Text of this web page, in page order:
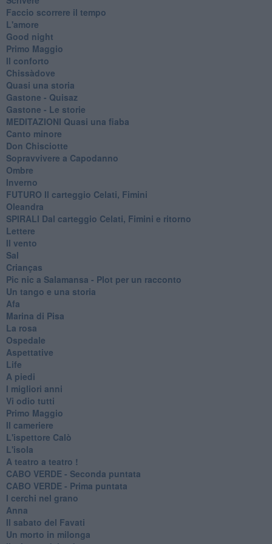
Faccio scorrere il tempo
L'amore
Good night
Primo Maggio
Il conforto
Chissàdove
Quasi una storia
Gastone - Quisaz
Gastone - Le storie
MEDITAZIONI Quasi una fiaba
Canto minore
Don Chisciotte
Sopravvivere a Capodanno
Ombre
Inverno
FUTURO Il carteggio Celati, Fimini
Oleandra
SPIRALI Dal carteggio Celati, Fimini e ritorno
Lettere
Il vento
Sal
Crianças
Pic nic a Salamansa - Plot per un racconto
Un tango e una storia
Afa
Marina di Pisa
La rosa
Ospedale
Aspettative
Life
A piedi
I migliori anni
Vi odio tutti
Primo Maggio
Il cameriere
L'ispettore Calò
L'isola
A teatro a teatro !
CABO VERDE - Seconda puntata
CABO VERDE - Prima puntata
I cerchi nel grano
Anna
Il sabato del Favati
Un morto in milonga